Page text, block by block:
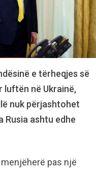
e tërheqjes së
luftën në Ukrainë,
nuk përjashtohet
Rusia ashtu edhe
pas një